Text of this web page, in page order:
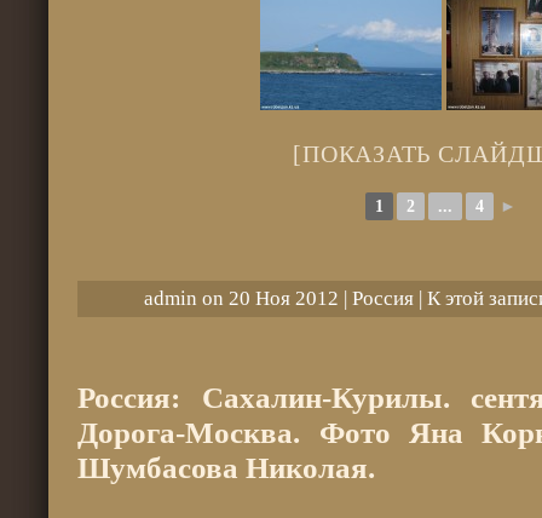
[ПОКАЗАТЬ
1 2 ... 4 ►
admin on 20 Ноя 2012 | Россия| К этой
Россия: Сахалин-Курилы.
Дорога-Москва. Фото Яна
Шумбасова Николая.